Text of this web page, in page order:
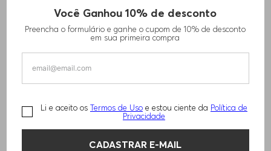
Você Ganhou 10% de desconto
Preencha o formulário e ganhe o cupom de 10% de desconto
em sua primeira compra
Li e aceito os Termos de Uso e estou ciente da Política de
Privacidade
CADASTRAR E-MAIL